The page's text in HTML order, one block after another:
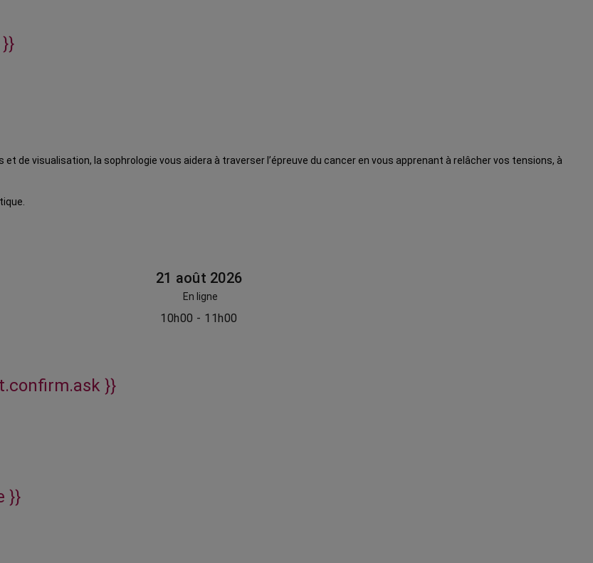
de visualisation, la sophrologie vous aidera à traverser l’épreuve du cancer en vous apprenant à relâcher vos tensions, à
}}
}}
21 août 2026
En ligne
10h00 - 11h00